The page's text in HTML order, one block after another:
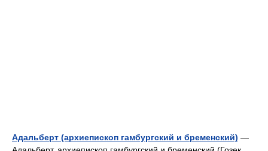
Адальберт (архиепископ гамбургский и бременский) —